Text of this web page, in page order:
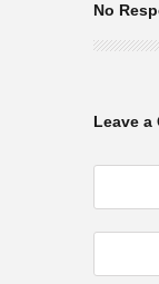
No
Leave a